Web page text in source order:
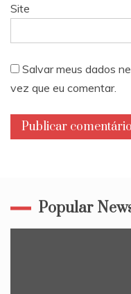
Site
Salvar meus dados
vez que eu comentar.
Popular